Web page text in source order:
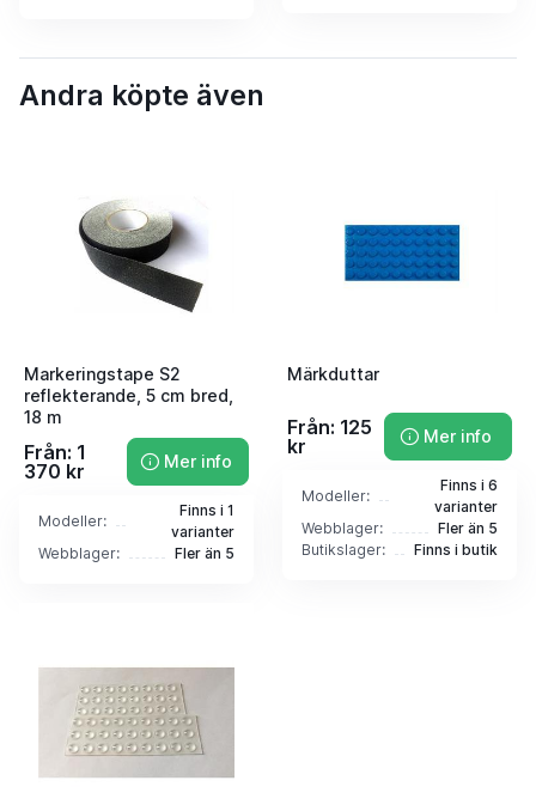
Andra köpte även
Markeringstape S2
reflekterande, 5 cm bred,
18 m
Från: 1
370 kr
Mer info
Modeller:
Finns i 1
varianter
Webblager:
Fler än 5
Märkduttar
Från: 125
kr
Mer info
Modeller:
Finns i 6
varianter
Webblager:
Fler än 5
Butikslager:
Finns i butik